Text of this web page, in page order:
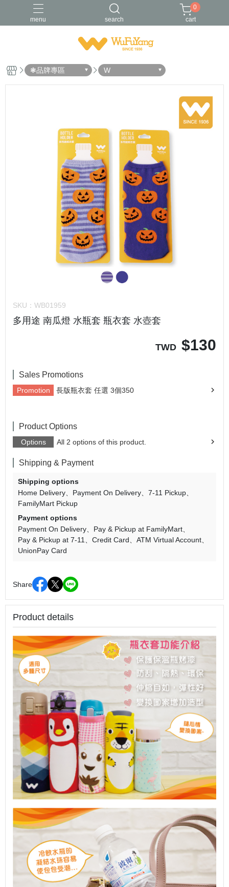
menu search
Trifresh W 金安德森 青少/女襪
0
cart
❃品牌專區 W
SKU： WB01959
多用途 南瓜燈 水瓶套 瓶衣套 水壺套
TWD $130
Sales Promotions
Promotion 長版瓶衣套 任選 3個350
Product Options
Options All 2 options of this product.
Shipping & Payment
Shipping options
Home Delivery
Payment On Delivery
7-11 Pickup
FamilyMart Pickup
Payment options
Payment On Delivery
Pay & Pickup at FamilyMart
Pay & Pickup at 7-11
Credit Card
ATM Virtual Account
UnionPay Card
Share
Product details